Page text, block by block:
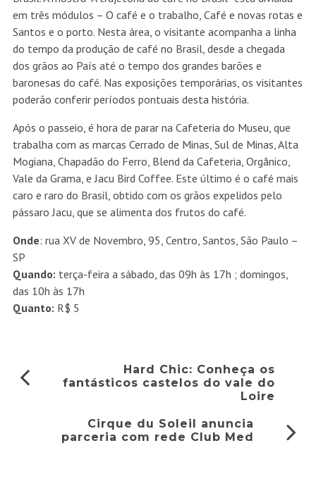
em três módulos – O café e o trabalho, Café e novas rotas e
Santos e o porto. Nesta área, o visitante acompanha a linha
do tempo da produção de café no Brasil, desde a chegada
dos grãos ao País até o tempo dos grandes barões e
baronesas do café. Nas exposições temporárias, os visitantes
poderão conferir períodos pontuais desta história.
Após o passeio, é hora de parar na Cafeteria do Museu, que
trabalha com as marcas Cerrado de Minas, Sul de Minas, Alta
Mogiana, Chapadão do Ferro, Blend da Cafeteria, Orgânico,
Vale da Grama, e Jacu Bird Coffee. Este último é o café mais
caro e raro do Brasil, obtido com os grãos expelidos pelo
pássaro Jacu, que se alimenta dos frutos do café.
Onde: rua XV de Novembro, 95, Centro, Santos, São Paulo –
SP
Quando: terça-feira a sábado, das 09h às 17h ; domingos,
das 10h às 17h
Quanto: R$ 5
Hard Chic: Conheça os
fantásticos castelos do vale do
Loire
Cirque du Soleil anuncia
parceria com rede Club Med